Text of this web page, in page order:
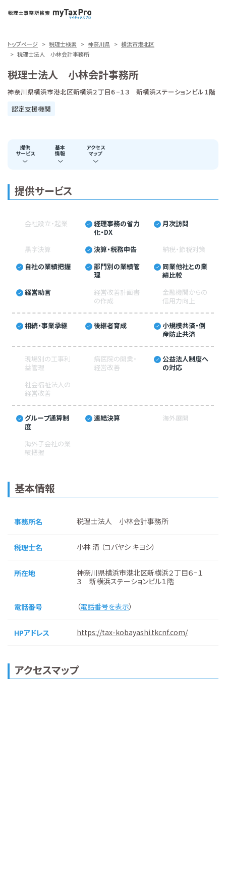
トップページ 税理士検索 神奈川県
横浜市港北区
税理士法人 小林会計事務所
税理士法人 小林会計事務所
神奈川県横浜市港北区新横浜２丁目６−１３ 新横浜ステーションビル１階
認定支援機関
提供
サービス
基本
情報
アクセス
マップ
提供サービス
会社設立・起業
経理事務の省力
化・DX
月次訪問
黒字決算 決算・税務申告
納税・節税対策
自社の業績把握
部門別の業績管
理
同業他社との業
績比較
経営助言
経営改善計画書
の作成
金融機関からの
信用力向上
相続・事業承継 後継者育成
小規模共済・倒
産防止共済
現場別の工事利
益管理
病医院の開業・
経営改善
公益法人制度へ
の対応
社会福祉法人の
経営改善
グループ通算制
度
連結決算 海外展開
海外子会社の業
績把握
基本情報
事務所名 税理士法人 小林会計事務所
税理士名 小林 清 （コバヤシ キヨシ）
所在地
神奈川県横浜市港北区新横浜２丁目６−１
３ 新横浜ステーションビル１階
電話番号 （電話番号を表示）
HPアドレス https://tax-kobayashi.tkcnf.com/
アクセスマップ